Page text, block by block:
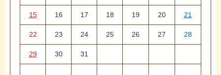
15 16 17 18 19 20 21
22 23 24 25 26 27 28
29 30 31